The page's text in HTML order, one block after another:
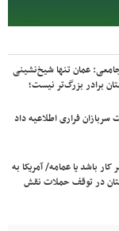
عمان تنها شیخ‌نشینی
برادر بزرگ‌تر نیست؛
فراری اطلاعیه داد
باشد یا عمامه/ آمریکا به
در توقف حملات نقش